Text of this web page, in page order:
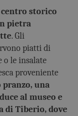
centro storico
pietra
. Gli
piatti di
o le insalate
proveniente
pranzo, una
al museo e
di Tiberio, dove